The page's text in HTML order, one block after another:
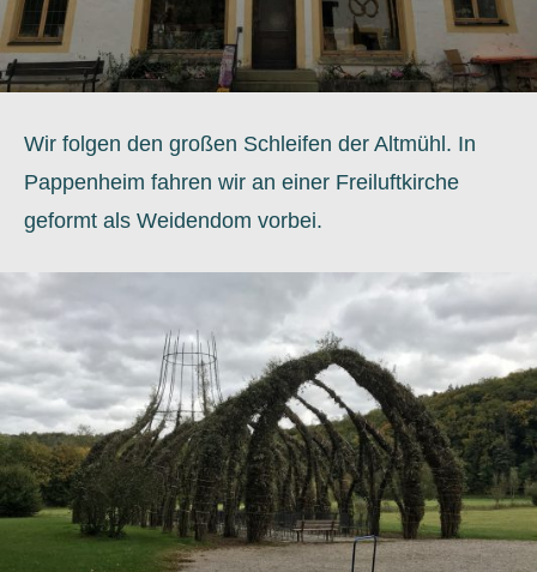
Wir folgen den großen Schleifen der Altmühl. In
Pappenheim fahren wir an einer Freiluftkirche
geformt als Weidendom vorbei.